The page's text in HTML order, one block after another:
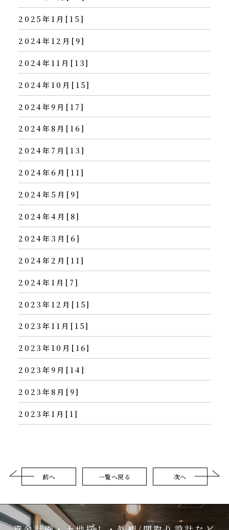
2025年1月[15]
2024年12月[9]
2024年11月[13]
2024年10月[15]
2024年9月[17]
2024年8月[16]
2024年7月[13]
2024年6月[11]
2024年5月[9]
2024年4月[8]
2024年3月[6]
2024年2月[11]
2024年1月[7]
2023年12月[15]
2023年11月[15]
2023年10月[16]
2023年9月[14]
2023年8月[9]
2023年1月[1]
前へ 一覧へ戻る 次へ